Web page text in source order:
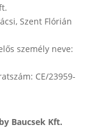
Szent Flórián
személy neve:
CE/23959-
Baucsek Kft.